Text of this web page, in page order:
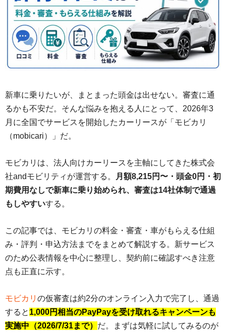
新車に乗りたいが、まとまった頭金は出せない。審査に通
るかも不安だ。そんな悩みを抱える人にとって、2026年3
月に全国でサービスを開始したカーリースが「モビカリ
（mobicari）」だ。
モビカリは、法人向けカーリースを主軸にしてきた株式会
社andモビリティが運営する。
月額8,215円〜・頭金0円・初
期費用なしで新車に乗り始められ、審査は14社体制で通過
もしやすいする。
この記事では、モビカリの料金・審査・車がもらえる仕組
み・評判・申込方法までをまとめて解説する。新サービス
のため公表情報を中心に整理し、契約前に確認すべき注意
点も正直に示す。
モビカリ の仮審査は約2分のオンライン入力で完了し、通過
すると 1,000円相当のPayPayを受け取れるキャンペーンも
実施中（2026/7/31まで） だ。まずは気軽に試してみるのが